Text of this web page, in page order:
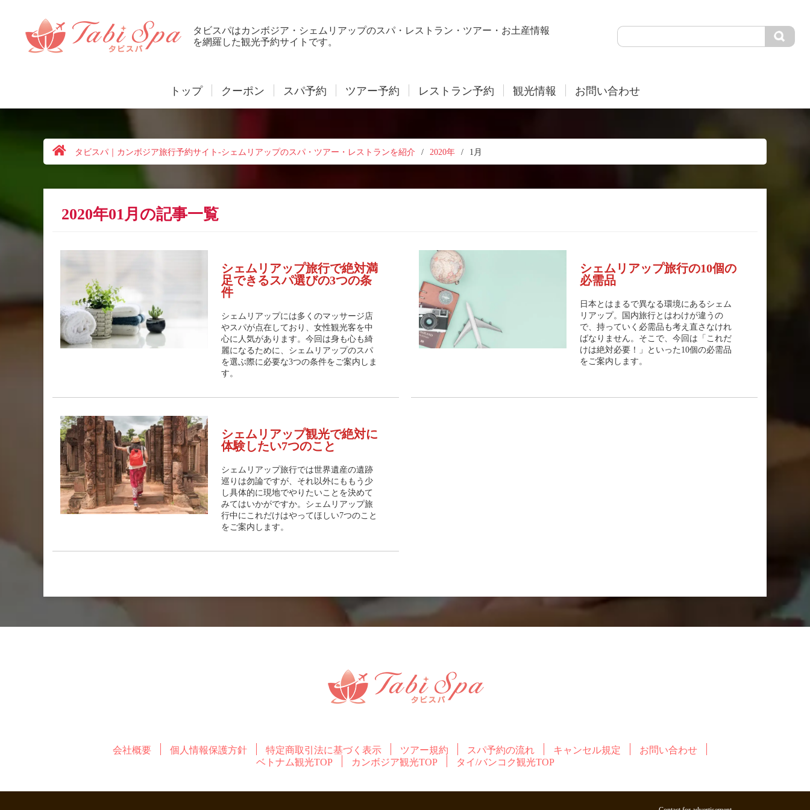
タビスパはカンボジア・シェムリアップのスパ・レストラン・ツアー・お土産情報
を網羅した観光予約サイトです。
トップ クーポン スパ予約 ツアー予約 レストラン予約 観光情報 お問い合わせ
タビスパ｜カンボジア旅行予約サイト-シェムリアップのスパ・ツアー・レストランを紹介 / 2020年 / 1月
2020年01月の記事一覧
シェムリアップ旅行で絶対満
足できるスパ選びの3つの条
件
シェムリアップには多くのマッサージ店
やスパが点在しており、女性観光客を中
心に人気があります。今回は身も心も綺
麗になるために、シェムリアップのスパ
を選ぶ際に必要な3つの条件をご案内しま
す。
シェムリアップ旅行の10個の
必需品
日本とはまるで異なる環境にあるシェム
リアップ。国内旅行とはわけが違うの
で、持っていく必需品も考え直さなけれ
ばなりません。そこで、今回は「これだ
けは絶対必要！」といった10個の必需品
をご案内します。
シェムリアップ観光で絶対に
体験したい7つのこと
シェムリアップ旅行では世界遺産の遺跡
巡りは勿論ですが、それ以外にももう少
し具体的に現地でやりたいことを決めて
みてはいかがですか。シェムリアップ旅
行中にこれだけはやってほしい7つのこと
をご案内します。
会社概要 個人情報保護方針 特定商取引法に基づく表示 ツアー規約 スパ予約の流れ キャンセル規定
お問い合わせ
ベトナム観光TOP
カンボジア観光TOP タイ/バンコク観光TOP